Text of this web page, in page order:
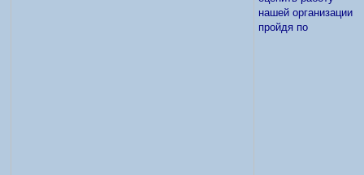
нашей организации
пройдя по